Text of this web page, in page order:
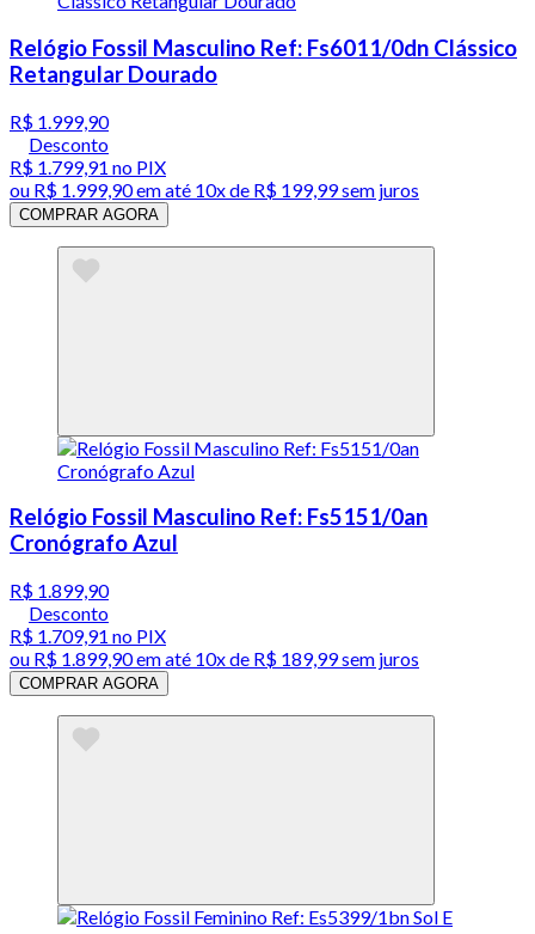
Relógio Fossil Masculino Ref: Fs6011/0dn Clássico
Retangular Dourado
R$ 1.999,90
Desconto
R$ 1.799,91 no PIX
ou R$ 1.999,90em até 10x de R$ 199,99 sem juros
COMPRAR AGORA
Relógio Fossil Masculino Ref: Fs5151/0an
Cronógrafo Azul
R$ 1.899,90
Desconto
R$ 1.709,91 no PIX
ou R$ 1.899,90em até 10x de R$ 189,99 sem juros
COMPRAR AGORA